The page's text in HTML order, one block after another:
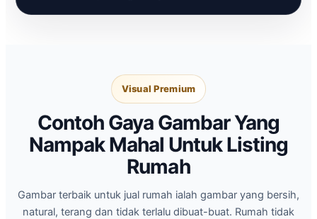
Visual Premium
Contoh Gaya Gambar Yang
Nampak Mahal Untuk Listing
Rumah
Gambar terbaik untuk jual rumah ialah gambar yang bersih,
natural, terang dan tidak terlalu dibuat-buat. Rumah tidak